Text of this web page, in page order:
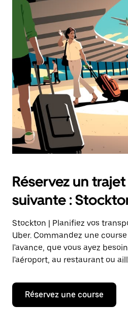
Réservez un
suivante :
Stockton | Planifiez vos
Uber. Commandez une
l'avance, que vous ayez
l'aéroport, au restaurant ou
Réservez une course